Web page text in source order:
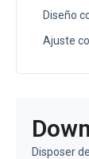
Diseño
Ajuste
Disposer